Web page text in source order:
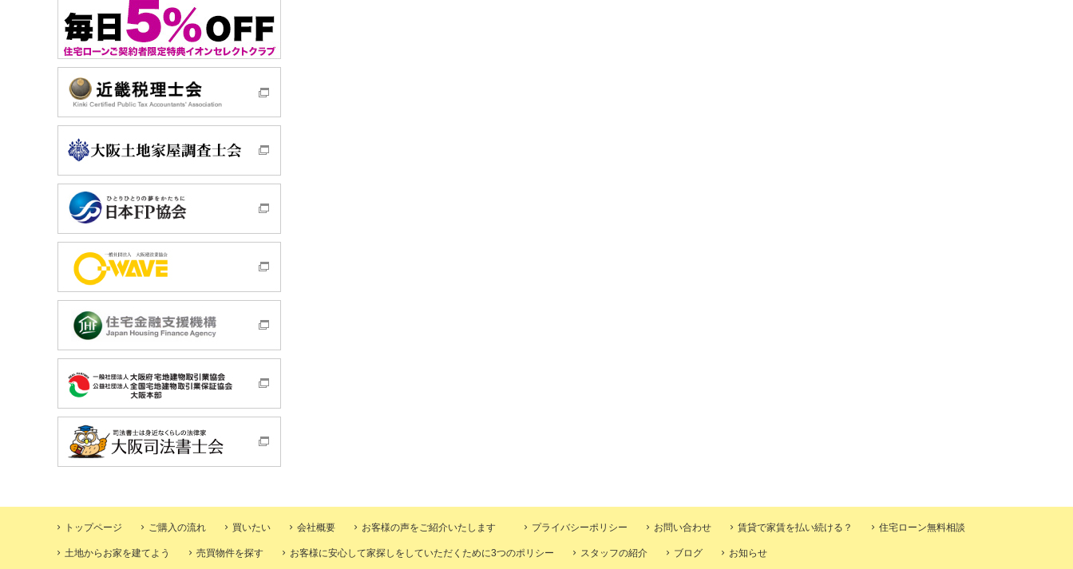
トップページ ご購入の流れ 買いたい 会社概要 お客様の声をご紹介いたします プライバシーポリシー お問い合わせ 賃貸で家賃を払い続ける？ 住宅ローン無料相談
土地からお家を建てよう 売買物件を探す お客様に安心して家探しをしていただくために3つのポリシー スタッフの紹介 ブログ お知らせ